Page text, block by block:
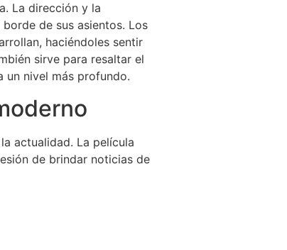
La dirección y la
de sus asientos. Los
haciéndoles sentir
sirve para resaltar el
un nivel más profundo.
actualidad. La película
de brindar noticias de